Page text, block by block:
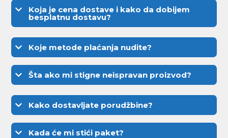
Koja je cena dostave i kako da dobijem
besplatnu dostavu?
Koje metode plaćanja nudite?
Šta ako mi stigne neispravan proizvod?
Kako dostavljate porudžbine?
Kada će mi stići paket?